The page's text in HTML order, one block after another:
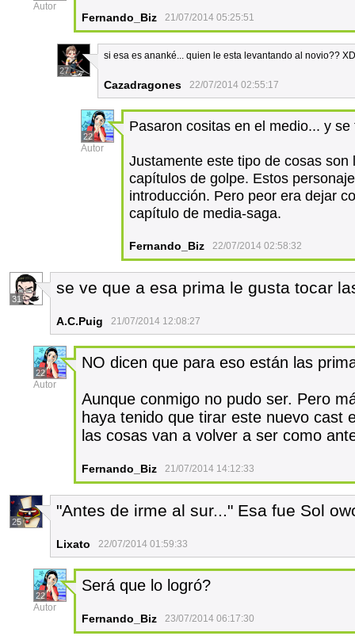
Autor
Fernando_Biz 21/07/2014 05:25:51
27
si esa es ananké... quien le esta levantando al novio??
Cazadragones 22/07/2014 02:55:17
22
Autor
Pasaron cositas en el medio... y se
Justamente este tipo de cosas
capítulos de golpe. Estos
introducción. Pero peor era dejar
capítulo de media-saga.
Fernando_Biz 22/07/2014 02:58:32
31
se ve que a esa prima le gusta tocar
A.C.Puig 21/07/2014 12:08:27
22
Autor
NO dicen que para eso están las
Aunque conmigo no pudo ser. Pero
haya tenido que tirar este nuevo cast
las cosas van a volver a ser como
Fernando_Biz 21/07/2014 14:12:33
25
"Antes de irme al sur..." Esa fue Sol
Lixato 22/07/2014 01:59:33
22
Autor
Será que lo logró?
Fernando_Biz 23/07/2014 06:17:30